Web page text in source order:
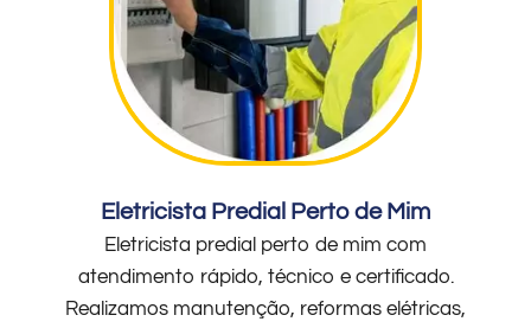
Eletricista Predial Perto de Mim
Eletricista predial perto de mim com
atendimento rápido, técnico e certificado.
Realizamos manutenção, reformas elétricas,